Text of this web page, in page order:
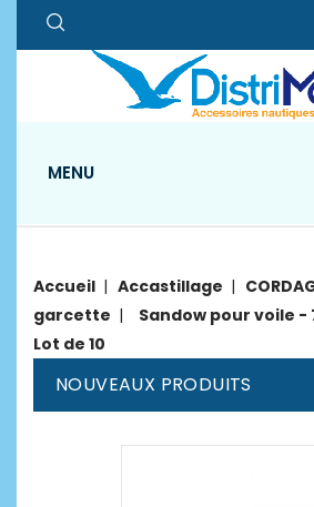
MENU
Accueil Accastillage
garcette
Sandow pour voile -
Lot de 10
NOUVEAUX PRODUITS